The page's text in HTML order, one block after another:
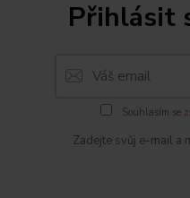
Přihlásit
Souhlasím se
Zadejte svůj e-mail a